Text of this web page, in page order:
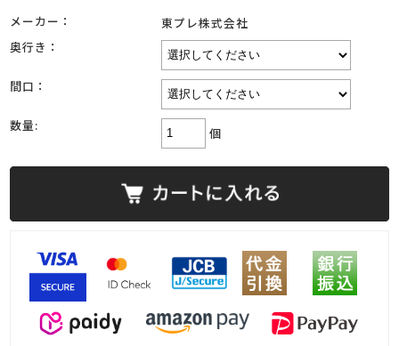
メーカー：
東プレ株式会社
奥行き：
間口：
数量: 個